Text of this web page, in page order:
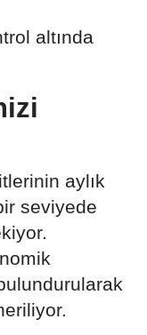
altında
aylık
seviyede